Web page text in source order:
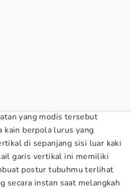
yang modis tersebut
kain berpola lurus yang
di sepanjang sisi luar kaki
garis vertikal ini memiliki
postur tubuhmu terlihat
secara instan saat melangkah